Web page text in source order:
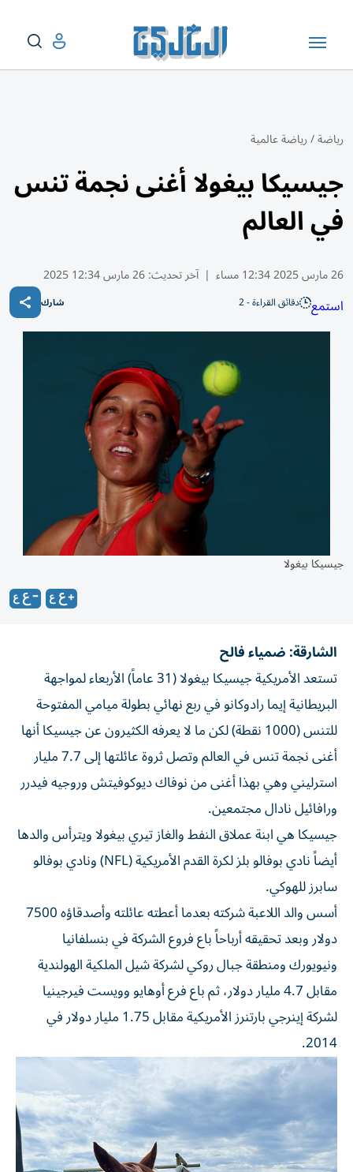
رياضة/رياضة عالمية
جيسيكا بيغولا أغنى نجمة تنس
في العالم
26 مارس 2025 12:34 مساء | آخر تحديث:26 مارس 12:34 2025
استمع دقائق القراءة - 2 شارك
جيسيكا بيغولا
الشارقة: ضمياء فالح
تستعد الأمريكية جيسيكا بيغولا (31 عاماً) الأربعاء لمواجهة
البريطانية إيما رادوكانو في ربع نهائي بطولة ميامي المفتوحة
للتنس (1000 نقطة) لكن ما لا يعرفه الكثيرون عن جيسيكا أنها
أغنى نجمة تنس في العالم وتصل ثروة عائلتها إلى 7.7 مليار
استرليني وهي بهذا أغنى من نوفاك ديوكوفيتش وروجيه فيدرر
ورافائيل نادال مجتمعين.
جيسيكا هي ابنة عملاق النفط والغاز تيري بيغولا ويترأس والدها
أيضاً نادي بوفالو بلز لكرة القدم الأمريكية (NFL) ونادي بوفالو
سابرز للهوكي.
أسس والد اللاعبة شركته بعدما أعطته عائلته وأصدقاؤه 7500
دولار وبعد تحقيقه أرباحاً باع فروع الشركة في بنسلفانيا
ونيويورك ومنطقة جبال روكي لشركة شيل الملكية الهولندية
مقابل 4.7 مليار دولار، ثم باع فرع أوهايو وويست فيرجينيا
لشركة إينرجي بارتنرز الأمريكية مقابل 1.75 مليار دولار في
2014.